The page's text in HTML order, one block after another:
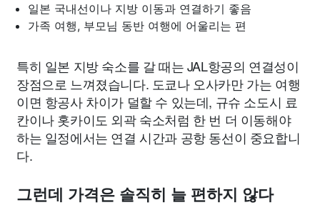
일본 국내선이나 지방 이동과 연결하기 좋음
가족 여행, 부모님 동반 여행에 어울리는 편
특히 일본 지방 숙소를 갈 때는 JAL항공의 연결성이
장점으로 느껴졌습니다. 도쿄나 오사카만 가는 여행
이면 항공사 차이가 덜할 수 있는데, 규슈 소도시 료
칸이나 홋카이도 외곽 숙소처럼 한 번 더 이동해야
하는 일정에서는 연결 시간과 공항 동선이 중요합니
다.
그런데 가격은 솔직히 늘 편하지 않다